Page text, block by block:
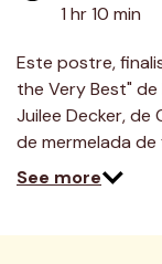
1 hr 10 min
Este postre,
the Very Best"
Juilee Decker, de
de mermelada
See more